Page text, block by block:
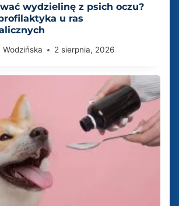
wydzielinę z psich oczu?
u ras
Wodzińska 2 sierpnia, 2026